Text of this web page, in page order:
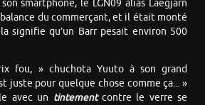
smartphone, le LGN09 alias Laegjarn
du commerçant, et il était monté
signifie qu’un Barr pesait environ 500
fou, » chuchota Yuuto à son grand
juste pour quelque chose comme ça... »
avec un tintementcontre le verre se